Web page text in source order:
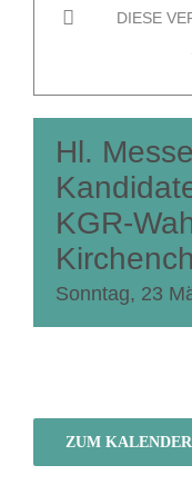
DIESE
Hl.
KGR-
Sonntag, 23
ZUM